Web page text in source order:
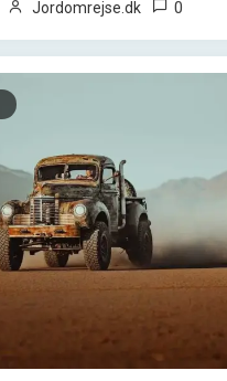
Jordomrejse.dk 0